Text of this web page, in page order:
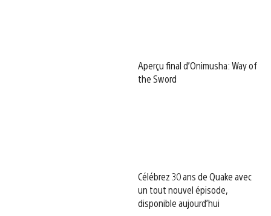
Aperçu final d’Onimusha: Way of
the Sword
Célébrez 30 ans de Quake avec
un tout nouvel épisode,
disponible aujourd’hui